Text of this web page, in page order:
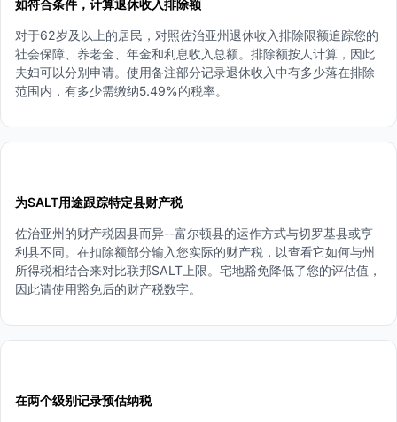
如符合条件，计算退休收入排除额
对于62岁及以上的居民，对照佐治亚州退休收入排除限额追踪您的
社会保障、养老金、年金和利息收入总额。排除额按人计算，因此
夫妇可以分别申请。使用备注部分记录退休收入中有多少落在排除
范围内，有多少需缴纳5.49%的税率。
为SALT用途跟踪特定县财产税
佐治亚州的财产税因县而异--富尔顿县的运作方式与切罗基县或亨
利县不同。在扣除额部分输入您实际的财产税，以查看它如何与州
所得税相结合来对比联邦SALT上限。宅地豁免降低了您的评估值，
因此请使用豁免后的财产税数字。
在两个级别记录预估纳税